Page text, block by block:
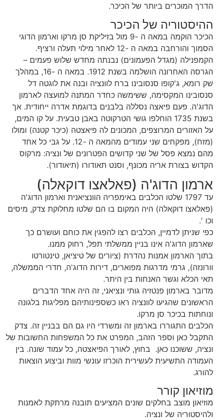
הדרך המוכרים ביותר של הכיכר.
ההיסטוריה של הכיכר
הכיכר הוקמה במאה ה -9 מול בזיליקת סן מרקו וארמון הדוגי
הסמוך והורחבה במאה ה -12 לאחר מילוי תעלה ורציף.
הקמפנילה (מגדל הפעמונים) נבנתה מחדש שלוש פעמים –
הגרסה האחרונה הושלמה בשנת 1912. במאה ה -16, במהלך
שק רומא, ג'קופו סנסובינו ברח לוונציה ובנה את לוגטה דל
סנסובינו המקסימה, ששימשה כחדר המתנה למועצה לארמון
הדוג'ה. פעם פיאצה נסללה בלבנים בדוגמת אדרה ייחודית. אך
בשנת 1735 הוחלפו גושי הטרקוטה באבן טבעית. על קו המים,
על האזורים המרוצפים, המכונים לה פיאצטה (כיכר קטנה) ומולו
(מזח), מפקחים שני עמודים מהמאה ה -12. על גבי כל אחד
מהם נמצא פסל של שני קדושים הפטרונים של ונציה: מרקוס
הקדוש בצורת אריה מכונף, וסנט תאודורו (תיאודור).
ארמון הדוג'ה (פאלאצו דוקאלה)
עד 1797 שלטו הכלבים באימפריה הוונציאנית וארמון הדוג'ה
(פאלאצו דוקאלה) היה המקום בו הם שלטו מחלוקת צדק, מיסים
וכו '.
כפי שניתן לדמיין, הכלבים רצו להפגין את כוחם ועושרם כך
שארמון הדוג'ה אינו בניין ממשלתי תפל, רחוק ממנו.
בתוך הארמון אמנות נהדרת (ציורים של טיציאן, טינטורטו
וורונזה), גרמי מדרגות מפוארים, דירות הדוג'ה, חדרי הממשלה,
תאי הכלא וגשר האנחות בין היתר.
מדובר בארמון פנטזיה גותי ונציאני, זה היה אחד הדברים
הראשונים שהגיעו לוונציה ראו כשספינותיהם מפליגות בלגונה
ונוחתות בכיכר סן מרקו.
הכלבים התגוררו בארמון זה ומשרדי היו גם הם בבניין זה. צדק
התקבל כאן וספר הזהב, המפרט את כל המשפחות החשובות של
ונציה, ששוכנו כאן. בחוץ, לאורך הפיאצטה, כל עמוד שונה. בין
העמודה התשיעית לעשירית הוכרזו עונשי מוות וביצוע הוצאות
להורג.
מוזיאון קורר
מוזיאון מוצב בחלקים שונים המציעים תובנה מרתקת לאמנות
ולהיסטוריה של ונציה.